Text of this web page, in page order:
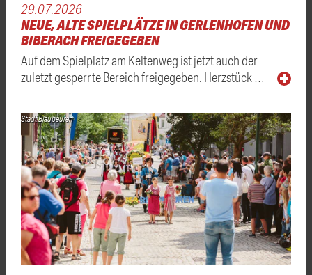
29.07.2026
NEUE, ALTE SPIELPLÄTZE IN GERLENHOFEN UND
BIBERACH FREIGEGEBEN
Auf dem Spielplatz am Keltenweg ist jetzt auch der
zuletzt gesperrte Bereich freigegeben. Herzstück …
Stadt Blaubeuren